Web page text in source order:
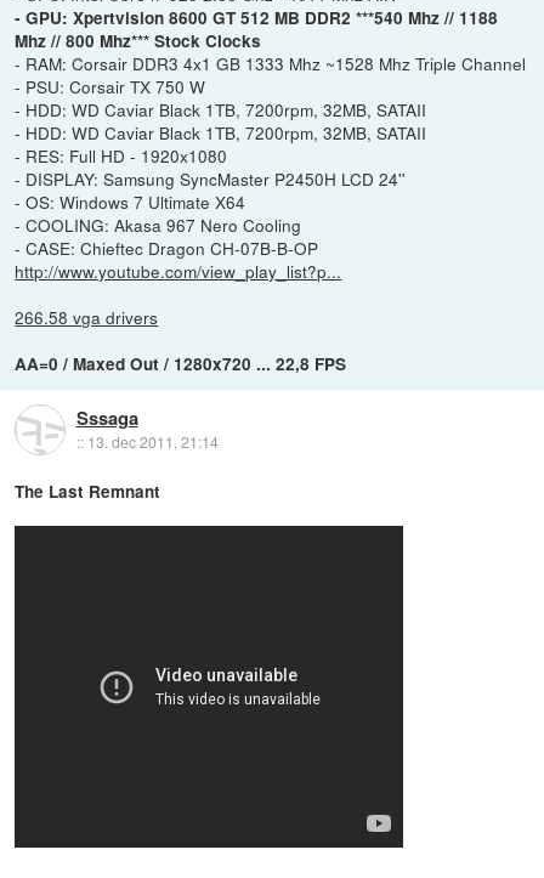
- GPU: Xpertvision 8600 GT 512 MB DDR2 ***540 Mhz // 1188
Mhz // 800 Mhz*** Stock Clocks
- RAM: Corsair DDR3 4x1 GB 1333 Mhz ~1528 Mhz Triple Channel
- PSU: Corsair TX 750 W
- HDD: WD Caviar Black 1TB, 7200rpm, 32MB, SATAII
- HDD: WD Caviar Black 1TB, 7200rpm, 32MB, SATAII
- RES: Full HD - 1920x1080
- DISPLAY: Samsung SyncMaster P2450H LCD 24''
- OS: Windows 7 Ultimate X64
- COOLING: Akasa 967 Nero Cooling
- CASE: Chieftec Dragon CH-07B-B-OP
http://www.youtube.com/view_play_list?p...
266.58 vga drivers
AA=0 / Maxed Out / 1280x720 ... 22,8 FPS
Sssaga
:: 13. dec 2011, 21:14
The Last Remnant